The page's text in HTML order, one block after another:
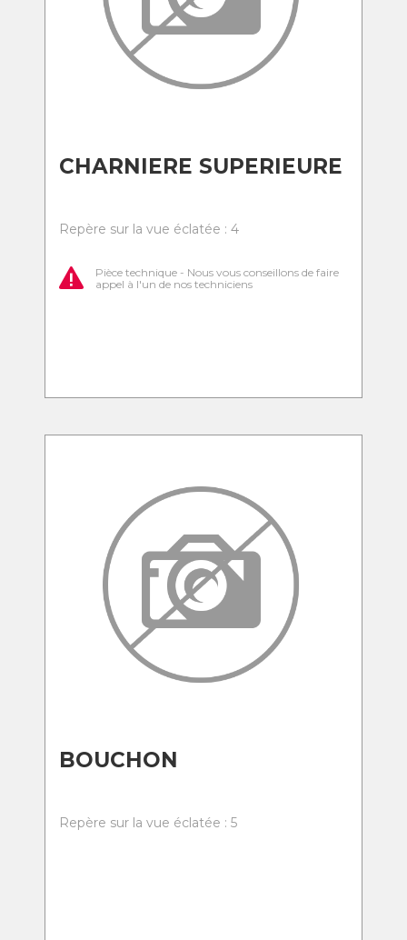
CHARNIERE SUPERIEURE
Repère sur la vue éclatée : 4
Pièce technique - Nous vous conseillons de faire
appel à l'un de nos techniciens
BOUCHON
Repère sur la vue éclatée : 5